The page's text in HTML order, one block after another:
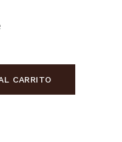
CARRITO